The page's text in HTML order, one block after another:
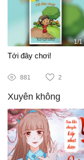
1/1
Tới đây chơi!
881 2
Xuyên không